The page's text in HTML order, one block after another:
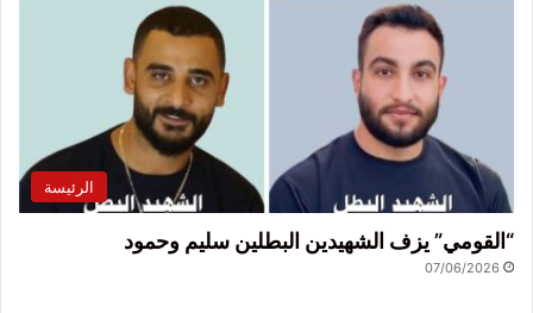
الرئيسة
“القومي” يزف الشهيدين البطلين سليم وحمود
07/06/2026